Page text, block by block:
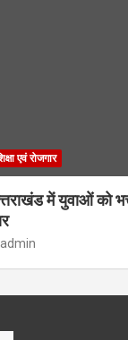
एवं रोजगार
में युवाओं को
admin